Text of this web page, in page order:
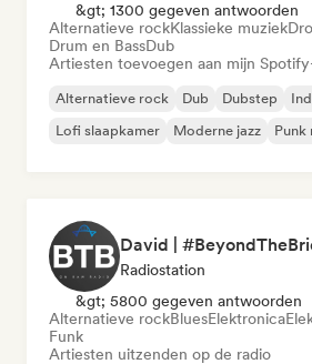
&gt; 1300 gegeven antwoorden
Alternatieve rockKlassieke muziek
Drum en BassDub
Artiesten toevoegen aan mijn
Alternatieve rock Dub Dubstep
Lofi slaapkamer
Moderne jazz Punk
Radiostation
&gt; 5800 gegeven antwoorden
Alternatieve rockBluesElektronica
Funk
Artiesten uitzenden op de radio